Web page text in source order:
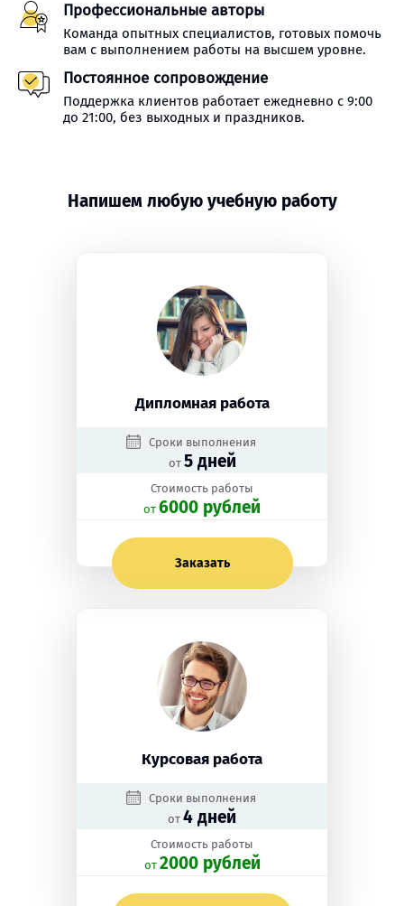
Профессиональные авторы
Команда опытных специалистов, готовых помочь
вам с выполнением работы на высшем уровне.
Постоянное сопровождение
Поддержка клиентов работает ежедневно с 9:00
до 21:00, без выходных и праздников.
Напишем любую учебную работу
Дипломная работа
Сроки выполнения
от 5 дней
Стоимость работы
oт 6000 рублей
Заказать
Курсовая работа
Сроки выполнения
от 4 дней
Стоимость работы
oт 2000 рублей